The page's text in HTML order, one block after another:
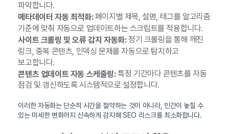
파악합니다.
메타데이터 자동 최적화:페이지별 제목, 설명, 태그를 알고리즘
기준에 맞춰 자동으로 업데이트하는 스크립트를 적용합니다.
사이트 크롤링 및 오류 감지 자동화:정기 크롤링을 통해 깨진
링크, 중복 콘텐츠, 인덱싱 문제를 자동으로 탐지하고
보고합니다.
콘텐츠 업데이트 자동 스케줄링:특정 기간마다 콘텐츠를 자동
점검 및 갱신하도록 시스템적으로 설정합니다.
이러한 자동화는 단순히 시간을 절약하는 것이 아니라, 인간이 놓칠 수
있는 미세한 변화까지 신속하게 감지해 SEO 리스크를 최소화합니다.